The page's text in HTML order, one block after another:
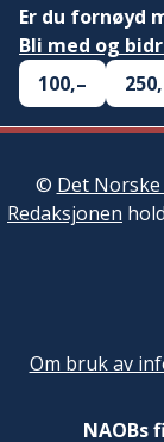
Er du fornøyd
Bli med og
100,–
© Det
Redaksjonen
Om bruk av
NAOBs